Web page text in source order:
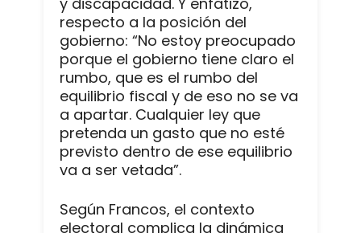
respecto a la posición del
gobierno: “No estoy preocupado
porque el gobierno tiene claro el
rumbo, que es el rumbo del
equilibrio fiscal y de eso no se va
a apartar. Cualquier ley que
pretenda un gasto que no esté
previsto dentro de ese equilibrio
va a ser vetada”.
Según Francos, el contexto
electoral complica la dinámica